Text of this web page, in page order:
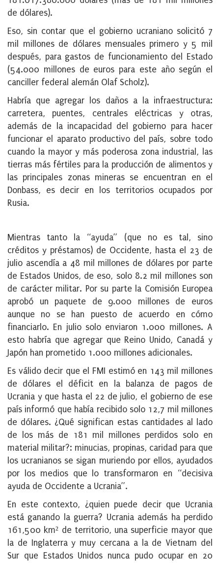
de dólares).
Eso, sin contar que el gobierno ucraniano solicitó 7
mil millones de dólares mensuales primero y 5 mil
después, para gastos de funcionamiento del Estado
(54.000 millones de euros para este año según el
canciller federal alemán Olaf Scholz).
Habría que agregar los daños a la infraestructura:
carretera, puentes, centrales eléctricas y otras,
además de la incapacidad del gobierno para hacer
funcionar el aparato productivo del país, sobre todo
cuando la mayor y más poderosa zona industrial, las
tierras más fértiles para la producción de alimentos y
las principales zonas mineras se encuentran en el
Donbass, es decir en los territorios ocupados por
Rusia.
Mientras tanto la “ayuda” (que no es tal, sino
créditos y préstamos) de Occidente, hasta el 23 de
julio ascendía a 48 mil millones de dólares por parte
de Estados Unidos, de eso, solo 8.2 mil millones son
de carácter militar. Por su parte la Comisión Europea
aprobó un paquete de 9.000 millones de euros
aunque no se han puesto de acuerdo en cómo
financiarlo. En julio solo enviaron 1.000 millones. A
esto habría que agregar que Reino Unido, Canadá y
Japón han prometido 1.000 millones adicionales.
Es válido decir que el FMI estimó en 143 mil millones
de dólares el déficit en la balanza de pagos de
Ucrania y que hasta el 22 de julio, el gobierno de ese
país informó que había recibido solo 12,7 mil millones
de dólares. ¿Qué significan estas cantidades al lado
de los más de 181 mil millones perdidos solo en
material militar?: minucias, propinas, caridad para que
los ucranianos se sigan muriendo por ellos, ayudados
por los medios que lo transformaron en “decisiva
ayuda de Occidente a Ucrania”.
En este contexto, ¿quien puede decir que Ucrania
está ganando la guerra? Ucrania además ha perdido
161,500 km² de territorio, una superficie mayor que
la de Inglaterra y muy cercana a la de Vietnam del
Sur que Estados Unidos nunca pudo ocupar en 20